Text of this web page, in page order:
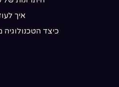
איך
כיצד